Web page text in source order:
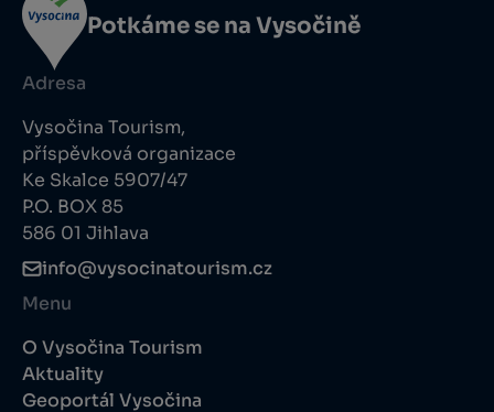
Potkáme se na Vysočině
Adresa
Vysočina Tourism,
příspěvková organizace
Ke Skalce 5907/47
P.O. BOX 85
586 01 Jihlava
info@vysocinatourism.cz
Menu
O Vysočina Tourism
Aktuality
Geoportál Vysočina